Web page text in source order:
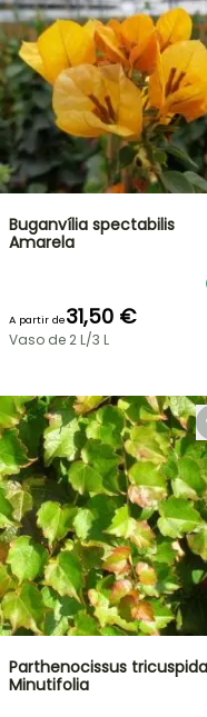
Buganvília spectabilis
Amarela
A partir de31,50 €
Vaso de 2 L/3 L
Parthenocissus
Minutifolia